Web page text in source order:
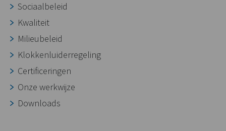
Sociaalbeleid
Kwaliteit
Milieubeleid
Klokkenluiderregeling
Certificeringen
Onze werkwijze
Downloads